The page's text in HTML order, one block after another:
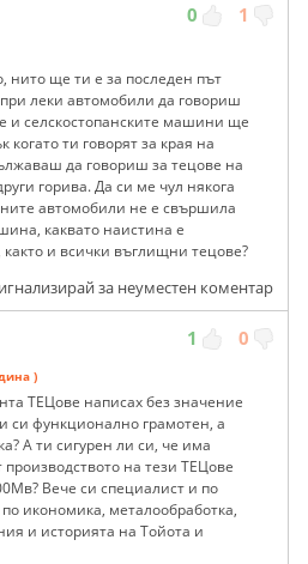
0 1
нито ще ти е за последен път
при леки автомобили да говориш
и селскостопанските машини ще
когато ти говорят за края на
да говориш за тецове на
горива. Да си ме чул някога
автомобили не е свършила
каквато наистина е
както и всички въглищни тецове?
за неуместен коментар
1 0
)
ТЕЦове написах без значение
си функционално грамотен, а
А ти сигурен ли си, че има
на тези ТЕЦове
Вече си специалист и по
икономика, металообработка,
и историята на Тойота и